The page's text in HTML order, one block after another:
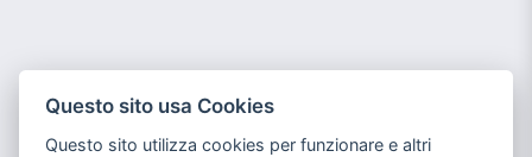
Questo sito usa Cookies
Questo sito utilizza cookies per funzionare e altri